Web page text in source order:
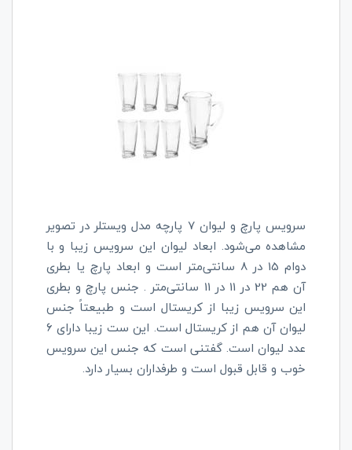
سرویس پارچ و لیوان 7 پارچه مدل ویستلر در تصویر
مشاهده می‌شود. ابعاد لیوان این سرویس زیبا و با
دوام 15 در 8 سانتی‌متر است و ابعاد پارچ یا بطری
آن هم 22 در 11 در 11 سانتی‌متر . جنس پارچ و بطری
این سرویس زیبا از کریستال است و طبیعتاً جنس
لیوان آن هم از کریستال است. این ست زیبا دارای 6
عدد لیوان است. گفتنی است که جنس این سرویس
خوب و قابل قبول است و طرفداران بسیار دارد.